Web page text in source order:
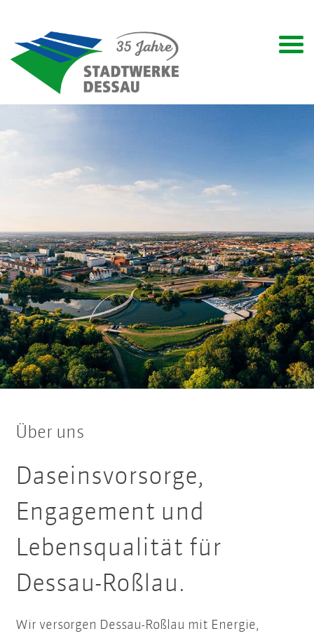
Über uns
Daseinsvorsorge,
Engagement und
Lebensqualität für
Dessau-Roßlau.
Wir versorgen Dessau-Roßlau mit Energie,